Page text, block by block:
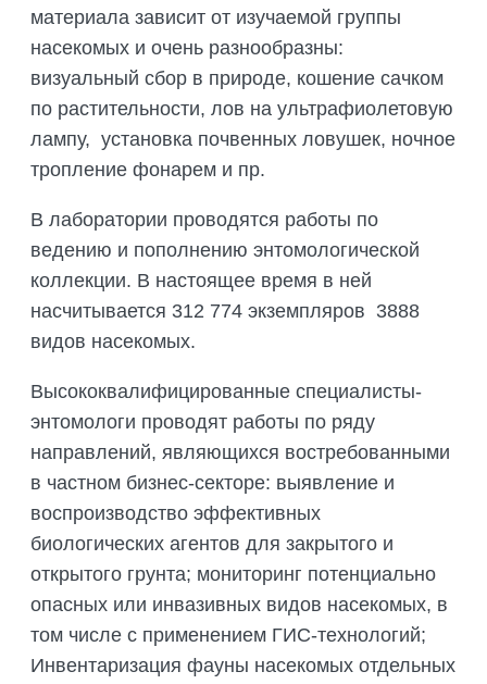
материала зависит от изучаемой группы
насекомых и очень разнообразны:
визуальный сбор в природе, кошение сачком
по растительности, лов на ультрафиолетовую
лампу, установка почвенных ловушек, ночное
тропление фонарем и пр.
В лаборатории проводятся работы по
ведению и пополнению энтомологической
коллекции. В настоящее время в ней
насчитывается 312 774 экземпляров 3888
видов насекомых.
Высококвалифицированные специалисты-
энтомологи проводят работы по ряду
направлений, являющихся востребованными
в частном бизнес-секторе: выявление и
воспроизводство эффективных
биологических агентов для закрытого и
открытого грунта; мониторинг потенциально
опасных или инвазивных видов насекомых, в
том числе с применением ГИС-технологий;
Инвентаризация фауны насекомых отдельных